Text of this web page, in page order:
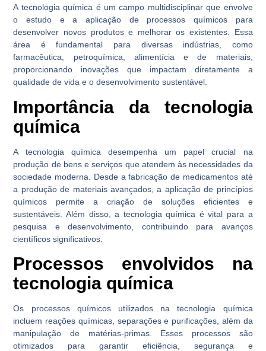
A tecnologia química é um campo multidisciplinar que envolve
o estudo e a aplicação de processos químicos para
desenvolver novos produtos e melhorar os existentes. Essa
área é fundamental para diversas indústrias, como
farmacêutica, petroquímica, alimentícia e de materiais,
proporcionando inovações que impactam diretamente a
qualidade de vida e o desenvolvimento sustentável.
Importância da tecnologia
química
A tecnologia química desempenha um papel crucial na
produção de bens e serviços que atendem às necessidades da
sociedade moderna. Desde a fabricação de medicamentos até
a produção de materiais avançados, a aplicação de princípios
químicos permite a criação de soluções eficientes e
sustentáveis. Além disso, a tecnologia química é vital para a
pesquisa e desenvolvimento, contribuindo para avanços
científicos significativos.
Processos envolvidos na
tecnologia química
Os processos químicos utilizados na tecnologia química
incluem reações químicas, separações e purificações, além da
manipulação de matérias-primas. Esses processos são
otimizados para garantir eficiência, segurança e